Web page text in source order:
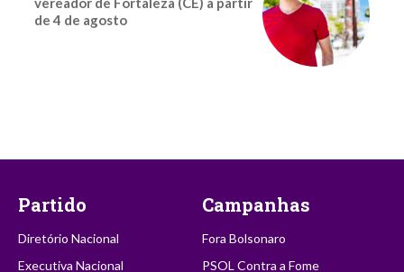
de 4 de agosto
Partido
Diretório Nacional
Executiva Nacional
Campanhas
Fora Bolsonaro
PSOL Contra a Fome